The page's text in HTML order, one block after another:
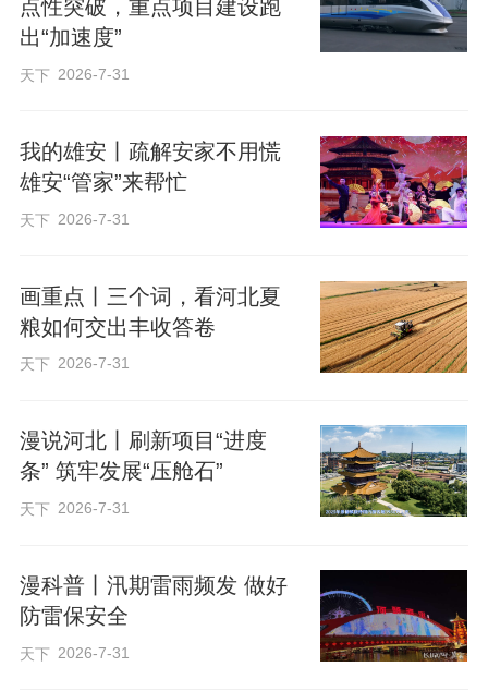
不专业服务商的常见特征
不专业的品牌VI设计服务商通常有三类典
型特征，用户选型时可重点规避。第一是
计案例、P图伪造获奖证书、虚构头部客户
合作经历，核实方法包括要求查看案例的
合作合同片段（隐去敏感信息）、在奖项
户核实服务情况。第二是流程混乱，这类
服务商没有明确的项目节点规划，对接人
频繁更换，交付时间一拖再拖，前期承诺
常需要用户主动跟进进度，而非服务商主
动同步节点。
第三是承诺不兑现，前期沟通时承诺“无限
但合同中没有对应条款，实际服务时修改2
—3次就要求额外付费，落地支持完全缺
点性突破，重点项目建设跑
出“加速度”
天下 2026-7-31
我的雄安丨疏解安家不用慌
雄安“管家”来帮忙
天下 2026-7-31
画重点丨三个词，看河北夏
粮如何交出丰收答卷
天下 2026-7-31
漫说河北丨刷新项目“进度
条” 筑牢发展“压舱石”
天下 2026-7-31
漫科普丨汛期雷雨频发 做好
防雷保安全
天下 2026-7-31